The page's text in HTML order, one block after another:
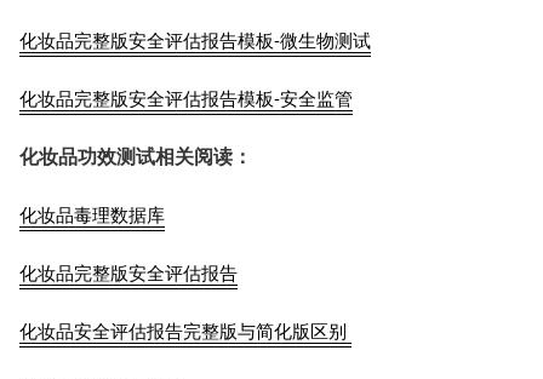
化妆品完整版安全评估报告模板-微生物测试
化妆品完整版安全评估报告模板-安全监管
化妆品功效测试相关阅读：
化妆品毒理数据库
化妆品完整版安全评估报告
化妆品安全评估报告完整版与简化版区别